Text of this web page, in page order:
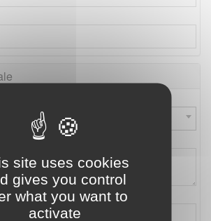
site uses cookies
gives you control
what you want to
activate